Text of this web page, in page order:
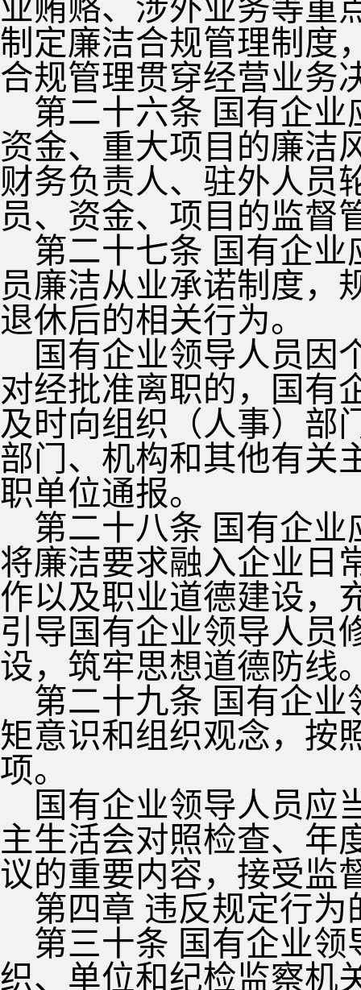
业贿赂、涉外业务等重
制定廉洁合规管理制度
合规管理贯穿经营业务
第二十六条 国有企
资金、重大项目的廉洁
财务负责人、驻外人员
员、资金、项目的监督
第二十七条 国有企
员廉洁从业承诺制度，
退休后的相关行为。
国有企业领导人员因
对经批准离职的，国有
及时向组织（人事）部
部门、机构和其他有关
职单位通报。
第二十八条 国有企
将廉洁要求融入企业日
作以及职业道德建设，
引导国有企业领导人员
设，筑牢思想道德防线
第二十九条 国有企
矩意识和组织观念，按
项。
国有企业领导人员应
主生活会对照检查、年
议的重要内容，接受监
第四章 违反规定行为
第三十条 国有企业
织、单位和纪检监察机